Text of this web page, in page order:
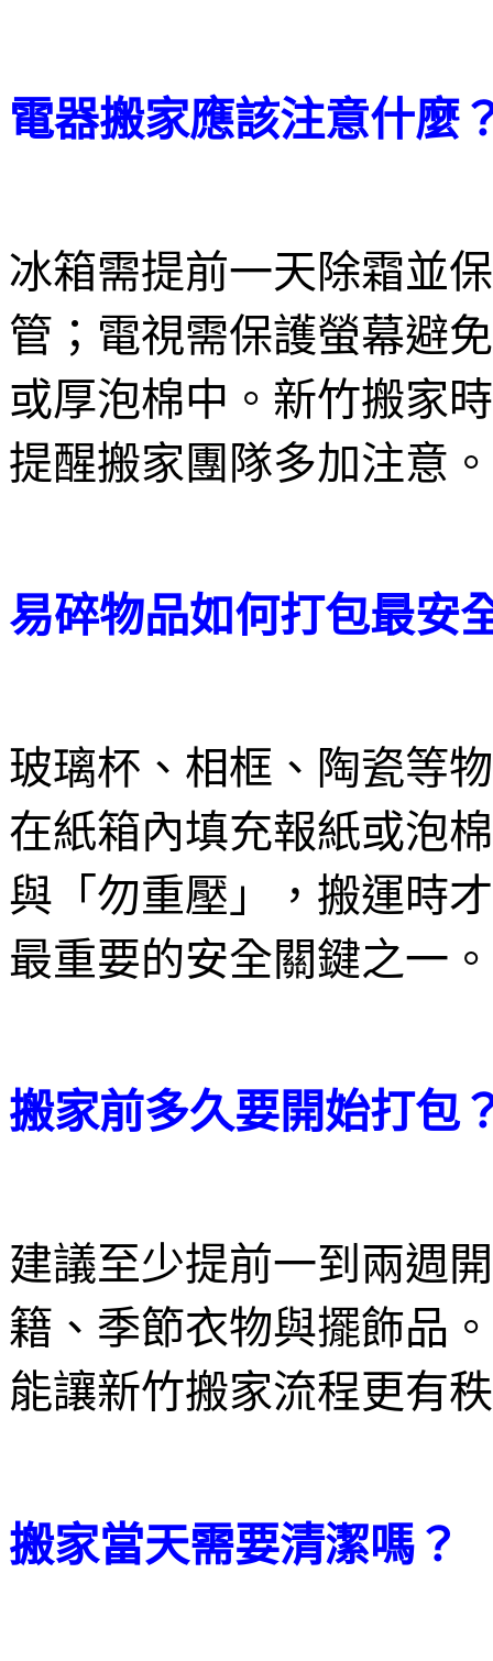
電器搬家應該注意什麼
冰箱需提前一天除霜並
管；電視需保護螢幕避
或厚泡棉中。新竹搬家
提醒搬家團隊多加注意。
易碎物品如何打包最安
玻璃杯、相框、陶瓷等
在紙箱內填充報紙或泡
與「勿重壓」，搬運時
最重要的安全關鍵之一。
搬家前多久要開始打包
建議至少提前一到兩週
籍、季節衣物與擺飾品
能讓新竹搬家流程更有
搬家當天需要清潔嗎？